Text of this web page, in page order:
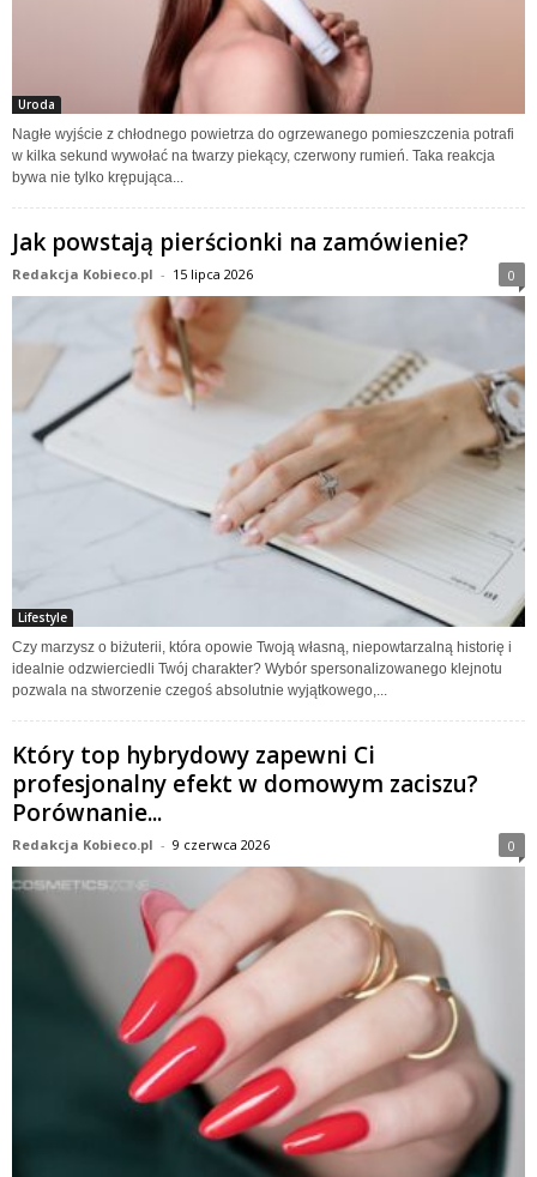
Uroda
Nagłe wyjście z chłodnego powietrza do ogrzewanego pomieszczenia potrafi
w kilka sekund wywołać na twarzy piekący, czerwony rumień. Taka reakcja
bywa nie tylko krępująca...
Jak powstają pierścionki na zamówienie?
Redakcja Kobieco.pl - 15 lipca 2026 0
Lifestyle
Czy marzysz o biżuterii, która opowie Twoją własną, niepowtarzalną historię i
idealnie odzwierciedli Twój charakter? Wybór spersonalizowanego klejnotu
pozwala na stworzenie czegoś absolutnie wyjątkowego,...
Który top hybrydowy zapewni Ci
profesjonalny efekt w domowym zaciszu?
Porównanie...
Redakcja Kobieco.pl - 9 czerwca 2026 0